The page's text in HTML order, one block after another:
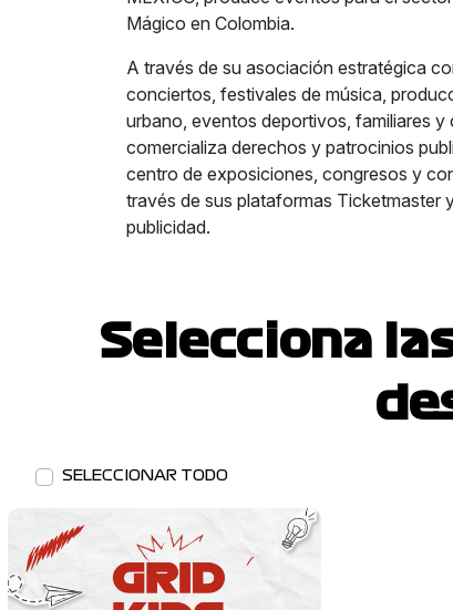
Mágico en Colombia.
A través de su asociación estratégica
conciertos, festivales de música,
urbano, eventos deportivos, familiares
comercializa derechos y patrocinios
centro de exposiciones, congresos y
través de sus plataformas Ticketmaster
publicidad.
Selecciona
SELECCIONAR TODO